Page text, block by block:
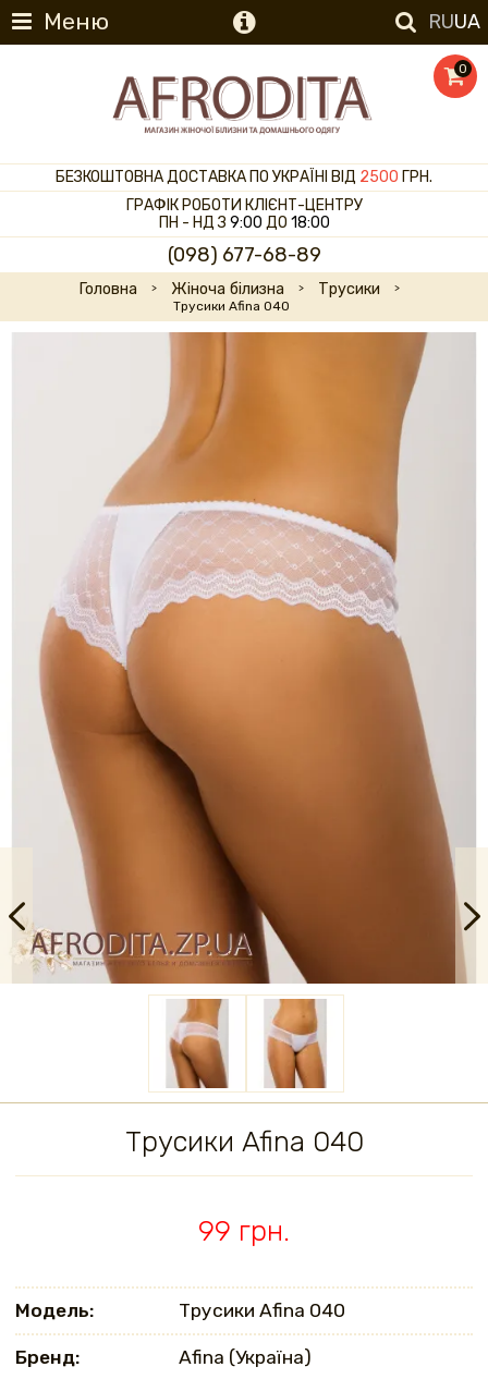
Меню RUUA
0
БЕЗКОШТОВНА ДОСТАВКА ПО УКРАЇНІ ВІД 2500 ГРН.
ГРАФІК РОБОТИ КЛІЄНТ-ЦЕНТРУ
ПН - НД З 9:00 ДО 18:00
(098) 677-68-89
Головна Жіноча білизна Трусики
Трусики Afina 040
Трусики Afina 040
99 грн.
Модель: Трусики Afina 040
Бренд: Afina (Україна)